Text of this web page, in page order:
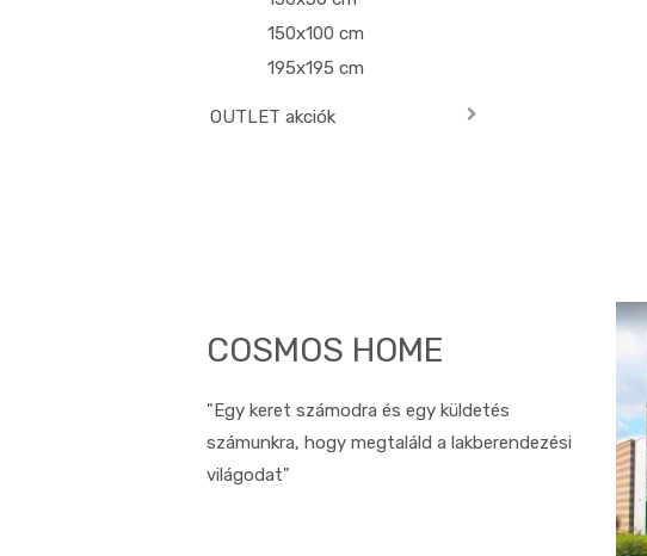
150x100 cm
195x195 cm
OUTLET akciók
COSMOS HOME
"Egy keret számodra és egy küldetés
számunkra, hogy megtaláld a lakberendezési
világodat"